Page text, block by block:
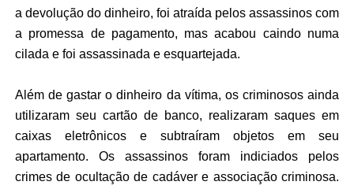
a devolução do dinheiro, foi atraída pelos assassinos com
a promessa de pagamento, mas acabou caindo numa
cilada e foi assassinada e esquartejada.
Além de gastar o dinheiro da vítima, os criminosos ainda
utilizaram seu cartão de banco, realizaram saques em
caixas eletrônicos e subtraíram objetos em seu
apartamento. Os assassinos foram indiciados pelos
crimes de ocultação de cadáver e associação criminosa.